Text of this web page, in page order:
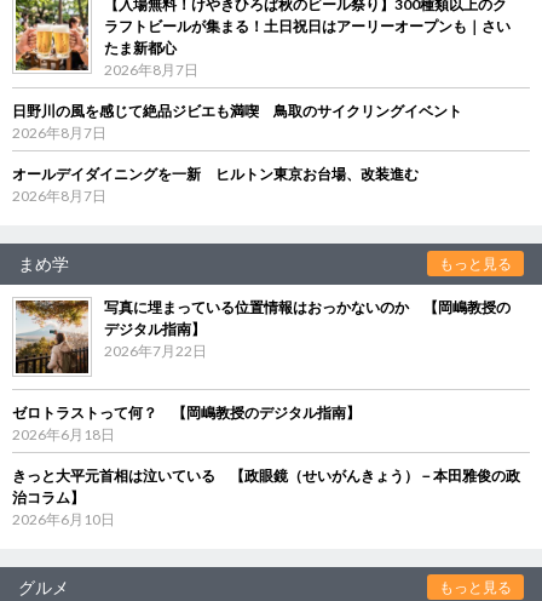
【入場無料！けやきひろば秋のビール祭り】300種類以上のク
ラフトビールが集まる！土日祝日はアーリーオープンも｜さい
たま新都心
2026年8月7日
日野川の風を感じて絶品ジビエも満喫 鳥取のサイクリングイベント
2026年8月7日
オールデイダイニングを一新 ヒルトン東京お台場、改装進む
2026年8月7日
まめ学 もっと見る
写真に埋まっている位置情報はおっかないのか 【岡嶋教授の
デジタル指南】
2026年7月22日
ゼロトラストって何？ 【岡嶋教授のデジタル指南】
2026年6月18日
きっと大平元首相は泣いている 【政眼鏡（せいがんきょう）－本田雅俊の政
治コラム】
2026年6月10日
グルメ もっと見る